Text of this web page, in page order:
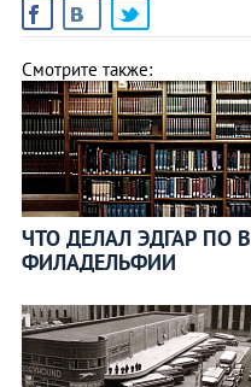
Смотрите также:
ЧТО ДЕЛАЛ ЭДГАР ПО В
ФИЛАДЕЛЬФИИ